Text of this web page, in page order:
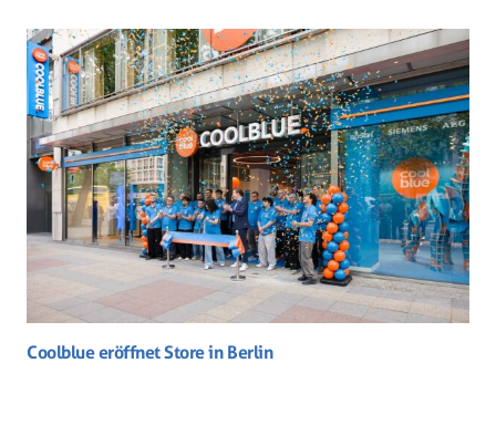
Coolblue eröffnet Store in Berlin